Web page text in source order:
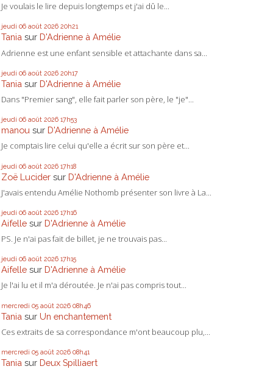
Je voulais le lire depuis longtemps et j'ai dû le...
jeudi 06 août 2026 20h21
Tania sur D'Adrienne à Amélie
Adrienne est une enfant sensible et attachante dans sa...
jeudi 06 août 2026 20h17
Tania sur D'Adrienne à Amélie
Dans "Premier sang", elle fait parler son père, le "je"...
jeudi 06 août 2026 17h53
manou sur D'Adrienne à Amélie
Je comptais lire celui qu'elle a écrit sur son père et...
jeudi 06 août 2026 17h18
Zoë Lucider sur D'Adrienne à Amélie
J'avais entendu Amélie Nothomb présenter son livre à La...
jeudi 06 août 2026 17h16
Aifelle sur D'Adrienne à Amélie
PS. Je n'ai pas fait de billet, je ne trouvais pas...
jeudi 06 août 2026 17h15
Aifelle sur D'Adrienne à Amélie
Je l'ai lu et il m'a déroutée. Je n'ai pas compris tout...
mercredi 05 août 2026 08h46
Tania sur Un enchantement
Ces extraits de sa correspondance m'ont beaucoup plu,...
mercredi 05 août 2026 08h41
Tania sur Deux Spilliaert